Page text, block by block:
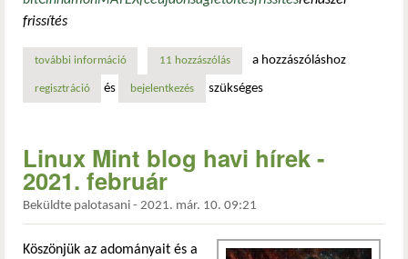
frissítés
további információlinux mint 20.3 „una” - frissítési utasítások tartalommal
11 hozzászólás a hozzászóláshoz
regisztráció és bejelentkezés szükséges
Linux Mint blog havi hírek -
2021. február
Beküldte palotasani - 2021. már. 10. 09:21
Köszönjük az adományait és a